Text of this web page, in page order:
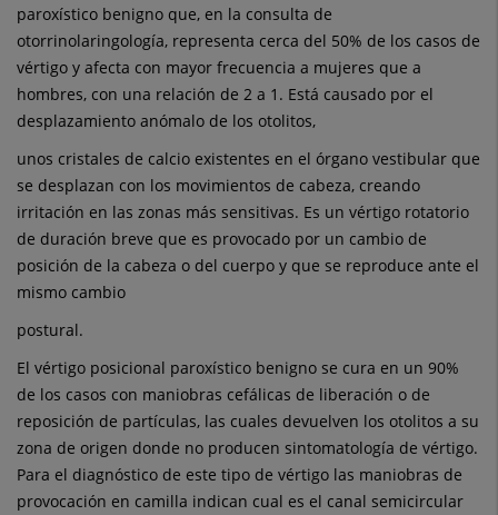
paroxístico benigno que, en la consulta de
otorrinolaringología, representa cerca del 50% de los casos de
vértigo y afecta con mayor frecuencia a mujeres que a
hombres, con una relación de 2 a 1. Está causado por el
desplazamiento anómalo de los otolitos,
unos cristales de calcio existentes en el órgano vestibular que
se desplazan con los movimientos de cabeza, creando
irritación en las zonas más sensitivas. Es un vértigo rotatorio
de duración breve que es provocado por un cambio de
posición de la cabeza o del cuerpo y que se reproduce ante el
mismo cambio
postural.
El vértigo posicional paroxístico benigno se cura en un 90%
de los casos con maniobras cefálicas de liberación o de
reposición de partículas, las cuales devuelven los otolitos a su
zona de origen donde no producen sintomatología de vértigo.
Para el diagnóstico de este tipo de vértigo las maniobras de
provocación en camilla indican cual es el canal semicircular